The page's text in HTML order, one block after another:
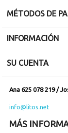
MÉTODOS DE
INFORMACIÓN
SU CUENTA
Ana 625 078 219 /
info@litos.net
MÁS